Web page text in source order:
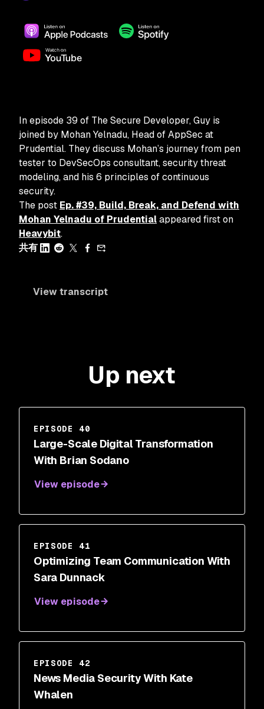
In episode 39 of The Secure Developer, Guy is
joined by Mohan Yelnadu, Head of AppSec at
Prudential. They discuss Mohan’s journey from pen
tester to DevSecOps consultant, security threat
modeling, and his 6 principles of continuous
security.
The post Ep. #39, Build, Break, and Defend with
Mohan Yelnadu of Prudentialappeared first on
Heavybit.
共有
View transcript
Up next
EPISODE 40
Large-Scale Digital Transformation
With Brian Sodano
View episode
EPISODE 41
Optimizing Team Communication With
Sara Dunnack
View episode
EPISODE 42
News Media Security With Kate
Whalen